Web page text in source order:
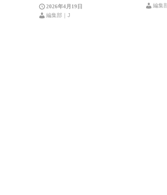
2026年4月19日
編集部｜J
編集